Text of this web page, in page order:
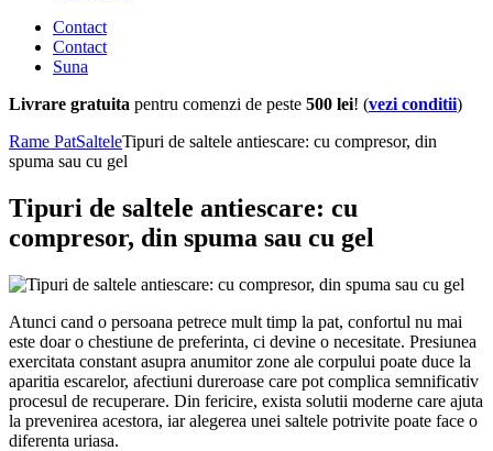
Contact
Contact
Suna
Livrare gratuita pentru comenzi de peste 500 lei! (vezi conditii)
Rame PatSalteleTipuri de saltele antiescare: cu compresor, din
spuma sau cu gel
Tipuri de saltele antiescare: cu
compresor, din spuma sau cu gel
Atunci cand o persoana petrece mult timp la pat, confortul nu mai
este doar o chestiune de preferinta, ci devine o necesitate. Presiunea
exercitata constant asupra anumitor zone ale corpului poate duce la
aparitia escarelor, afectiuni dureroase care pot complica semnificativ
procesul de recuperare. Din fericire, exista solutii moderne care ajuta
la prevenirea acestora, iar alegerea unei saltele potrivite poate face o
diferenta uriasa.